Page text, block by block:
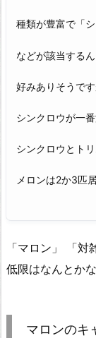
種類が豊富で「
などが該当する
好みありそうで
シンクロウが一
シンクロウとト
メロンは2か3匹
「マロン」 「
低限はなんとか
マロンのキ